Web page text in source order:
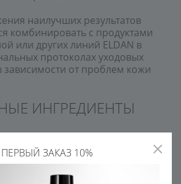
наилучших результатов
комбинировать с продуктами
или других линий ELDAN в
протоколах уходовых
зависимости от проблем кожи
ИНГРЕДИЕНТЫ
ЗАКАЗ 10%